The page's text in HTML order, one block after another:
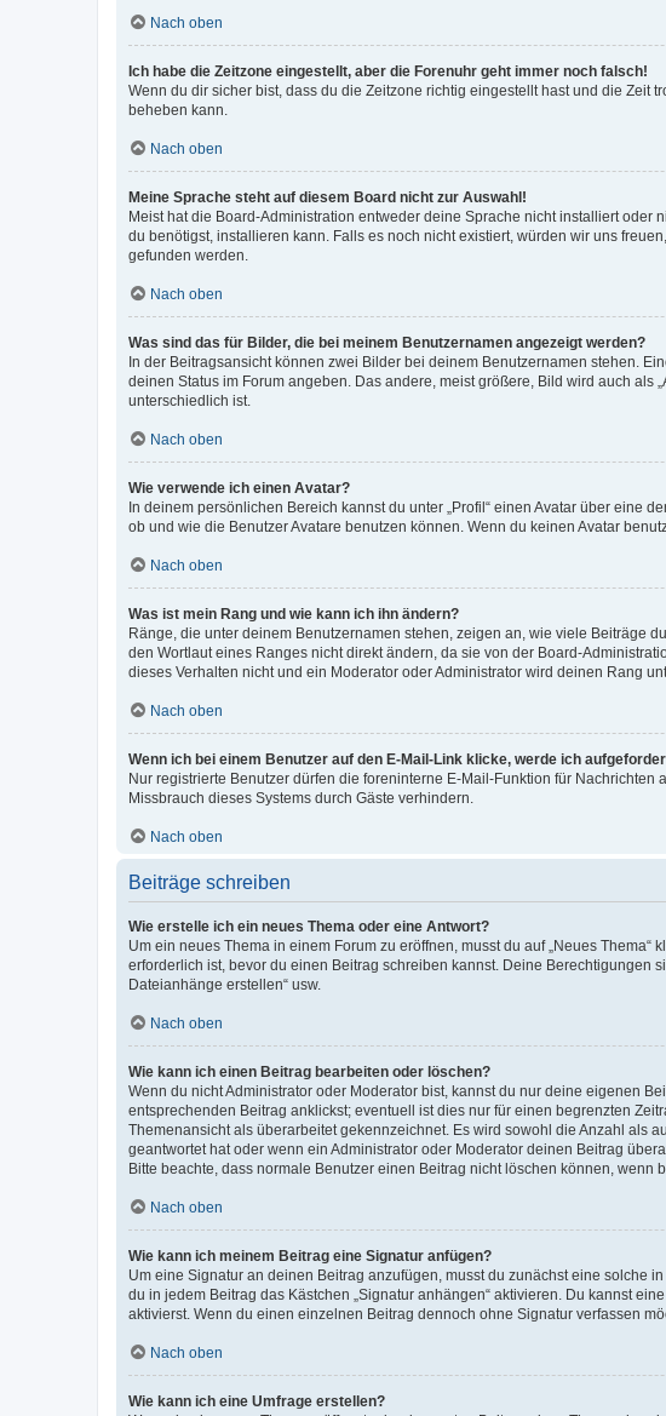
Nach oben
Ich habe die Zeitzone eingestellt, aber die Forenuhr geht immer noch falsch!
Wenn du dir sicher bist, dass du die Zeitzone richtig eingestellt hast und die Zeit
beheben kann.
Nach oben
Meine Sprache steht auf diesem Board nicht zur Auswahl!
Meist hat die Board-Administration entweder deine Sprache nicht installiert
du benötigst, installieren kann. Falls es noch nicht existiert, würden wir uns
gefunden werden.
Nach oben
Was sind das für Bilder, die bei meinem Benutzernamen angezeigt werden?
In der Beitragsansicht können zwei Bilder bei deinem Benutzernamen stehen.
deinen Status im Forum angeben. Das andere, meist größere, Bild wird auch
unterschiedlich ist.
Nach oben
Wie verwende ich einen Avatar?
In deinem persönlichen Bereich kannst du unter „Profil“ einen Avatar über eine
ob und wie die Benutzer Avatare benutzen können. Wenn du keinen Avatar
Nach oben
Was ist mein Rang und wie kann ich ihn ändern?
Ränge, die unter deinem Benutzernamen stehen, zeigen an, wie viele Beiträge
den Wortlaut eines Ranges nicht direkt ändern, da sie von der Board-
dieses Verhalten nicht und ein Moderator oder Administrator wird deinen Rang
Nach oben
Wenn ich bei einem Benutzer auf den E-Mail-Link klicke, werde ich
Nur registrierte Benutzer dürfen die foreninterne E-Mail-Funktion für
Missbrauch dieses Systems durch Gäste verhindern.
Nach oben
Beiträge schreiben
Wie erstelle ich ein neues Thema oder eine Antwort?
Um ein neues Thema in einem Forum zu eröffnen, musst du auf „Neues
erforderlich ist, bevor du einen Beitrag schreiben kannst. Deine Berechtigungen
Dateianhänge erstellen“ usw.
Nach oben
Wie kann ich einen Beitrag bearbeiten oder löschen?
Wenn du nicht Administrator oder Moderator bist, kannst du nur deine eigenen
entsprechenden Beitrag anklickst; eventuell ist dies nur für einen begrenzten
Themenansicht als überarbeitet gekennzeichnet. Es wird sowohl die Anzahl als
geantwortet hat oder wenn ein Administrator oder Moderator deinen Beitrag
Bitte beachte, dass normale Benutzer einen Beitrag nicht löschen können, wenn
Nach oben
Wie kann ich meinem Beitrag eine Signatur anfügen?
Um eine Signatur an deinen Beitrag anzufügen, musst du zunächst eine solche
du in jedem Beitrag das Kästchen „Signatur anhängen“ aktivieren. Du kannst
aktivierst. Wenn du einen einzelnen Beitrag dennoch ohne Signatur verfassen
Nach oben
Wie kann ich eine Umfrage erstellen?